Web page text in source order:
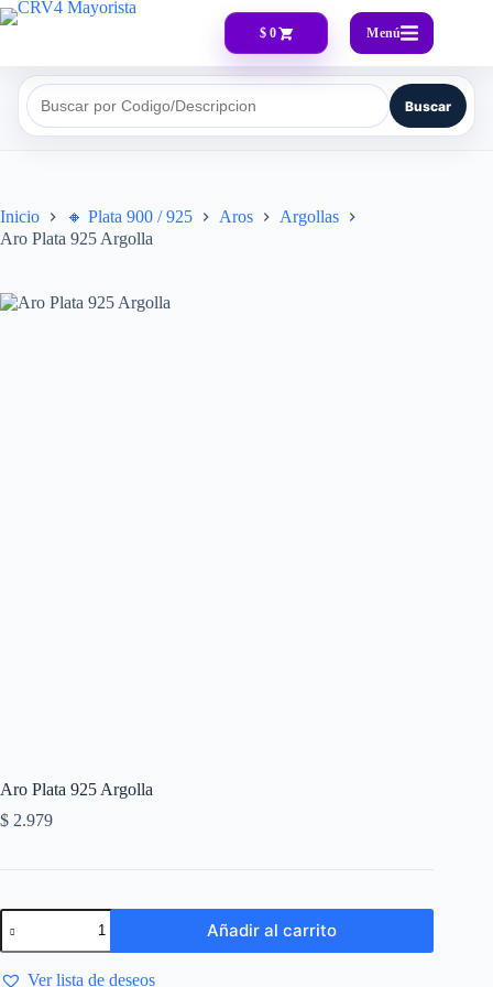
$ 0 Menú
Buscar por Codigo/Descripcion Buscar
Inicio 🔸​ Plata 900 / 925 Aros
Argollas
Aro Plata 925 Argolla
Aro Plata 925 Argolla
$ 2.979
Añadir al carrito
Ver lista de deseos